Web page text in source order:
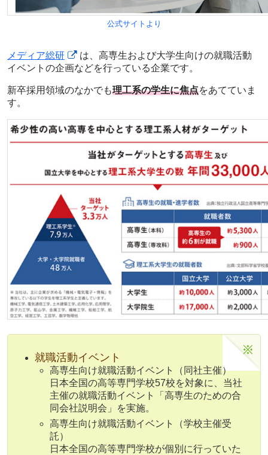
公式サイトより
メディア総研
は、高専生および大学生向けの就職活動
イベントの企画などを行っている企業です。
新卒採用領域のなかでも理工系の学生に焦点をあてていま
す。
就職活動イベント
高専生向け就職活動イベント（同社主催）
日本全国の高等専門学校57校を対象に、当社
主催の就職活動イベント「高専生のための合
同会社説明会」を実施。
高専生向け就職活動イベント（学校主催受
託）
日本全国の高等専門学校が個別に行っていた